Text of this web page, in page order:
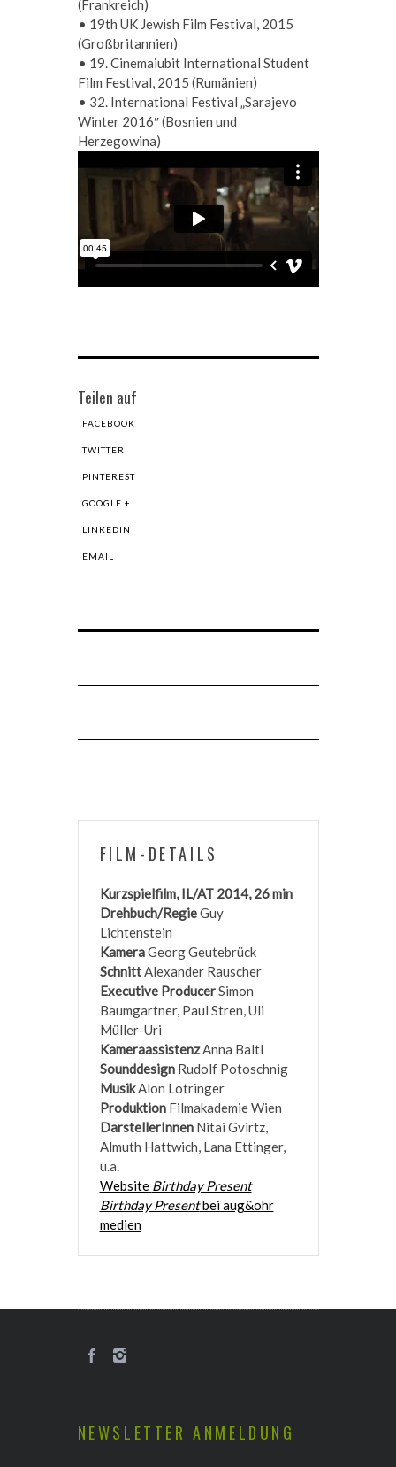
(Frankreich)
• 19th UK Jewish Film Festival, 2015
(Großbritannien)
• 19. Cinemaiubit International Student
Film Festival, 2015 (Rumänien)
• 32. International Festival „Sarajevo
Winter 2016″ (Bosnien und
Herzegowina)
Teilen auf
FACEBOOK
TWITTER
PINTEREST
GOOGLE +
LINKEDIN
EMAIL
FILM-DETAILS
Kurzspielfilm, IL/AT 2014, 26 min
Drehbuch/RegieGuy
Lichtenstein
KameraGeorg Geutebrück
SchnittAlexander Rauscher
Executive ProducerSimon
Baumgartner, Paul Stren, Uli
Müller-Uri
KameraassistenzAnna Baltl
SounddesignRudolf Potoschnig
MusikAlon Lotringer
ProduktionFilmakademie Wien
DarstellerInnenNitai Gvirtz,
Almuth Hattwich, Lana Ettinger,
u.a.
Website Birthday Present
Birthday Presentbei aug&ohr
medien
NEWSLETTER ANMELDUNG